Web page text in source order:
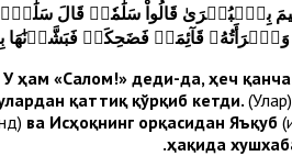
بِٱلۡبُشۡرَىٰ قَالُواْ سَلَٰمٗاۖ قَالَ سَلَٰمٞۖ
قَآئِمَةٞ فَضَحِكَتۡ فَبَشَّرۡنَٰهَا
ҳам «Салом!» деди-да, ҳеч
қаттиқ қўрқиб кетди. (Улар)
ва Исҳоқнинг орқасидан Яъқуб
ҳақида
.